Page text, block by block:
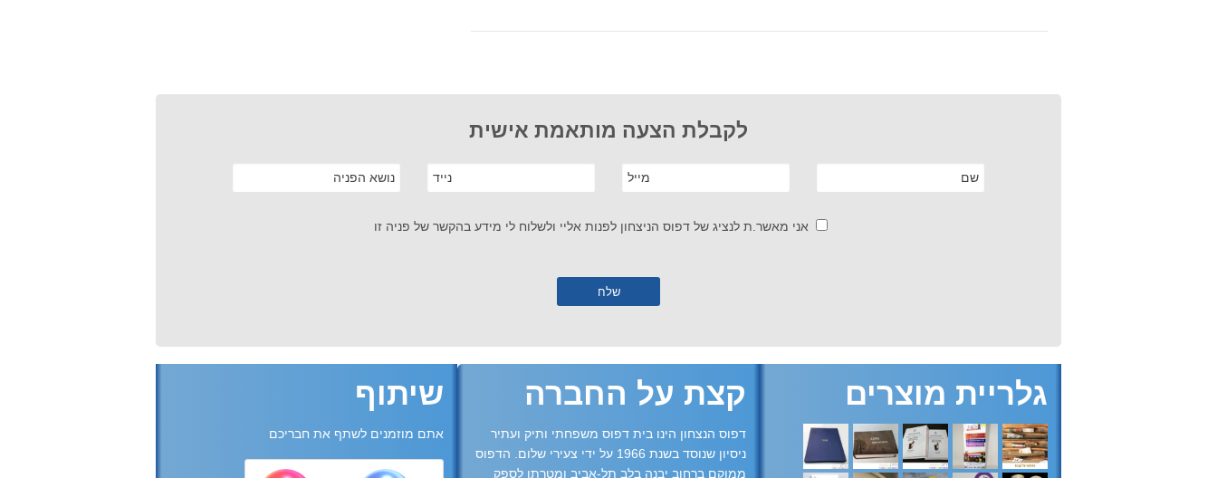
לקבלת הצעה מותאמת אישית
אני מאשר.ת לנציג של דפוס הניצחון לפנות אליי ולשלוח לי מידע בהקשר של פניה זו
גלריית מוצרים קצת על החברה
דפוס הנצחון הינו בית דפוס משפחתי ותיק ועתיר
ניסיון שנוסד בשנת 1966 על ידי צעירי שלום. הדפוס
ממוקם ברחוב יבנה בלב תל-אביב ומטרתו לספק
שיתוף
אתם מוזמנים לשתף את חבריכם